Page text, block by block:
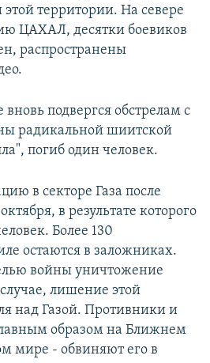
территории. На севере
ЦАХАЛ, десятки боевиков
распространены
подвергся обстрелам с
радикальной шиитской
погиб один человек.
в секторе Газа после
в результате которого
Более 130
остаются в заложниках.
войны уничтожение
лишение этой
над Газой. Противники и
образом на Ближнем
мире - обвиняют его в